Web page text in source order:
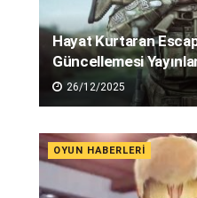
Hayat Kurtaran
Güncellemesi
26/12/2025
OYUN HABERLERI